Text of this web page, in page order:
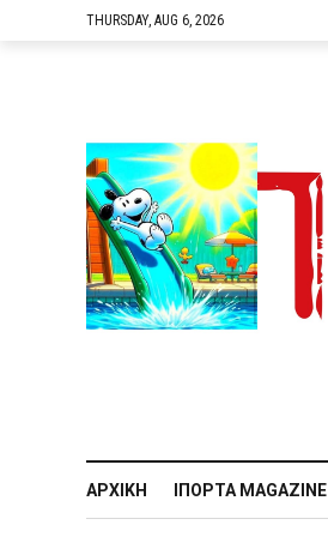
THURSDAY, AUG 6, 2026
ΑΡΧΙΚΉ IΠΌΡΤΑ MAGAZINE